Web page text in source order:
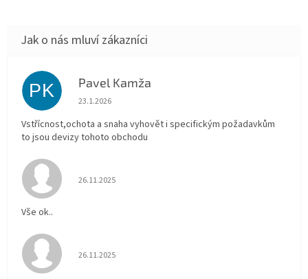
PK Pavel Kamža
Hodnocení obchodu je 5 z 5 hvězdiček.
23.1.2026
Vstřícnost,ochota a snaha vyhovět i specifickým požadavkům
to jsou devizy tohoto obchodu
Hodnocení obchodu je 5 z 5 hvězdiček.
26.11.2025
Vše ok..
Hodnocení obchodu je 5 z 5 hvězdiček.
26.11.2025